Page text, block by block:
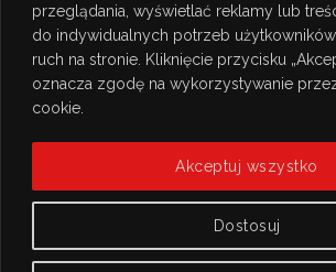
przeglądania, wyświetlać reklamy lub
do indywidualnych potrzeb
ruch na stronie. Kliknięcie przycisku
oznacza zgodę na wykorzystywanie
cookie.
Dostosuj
Akceptuj wszystko